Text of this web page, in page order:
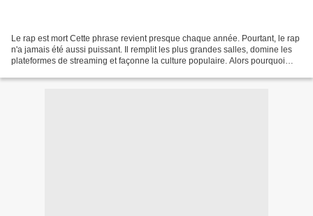
Le rap est mort Cette phrase revient presque chaque année. Pourtant, le rap
n'a jamais été aussi puissant. Il remplit les plus grandes salles, domine les
plateformes de streaming et façonne la culture populaire. Alors pourquoi